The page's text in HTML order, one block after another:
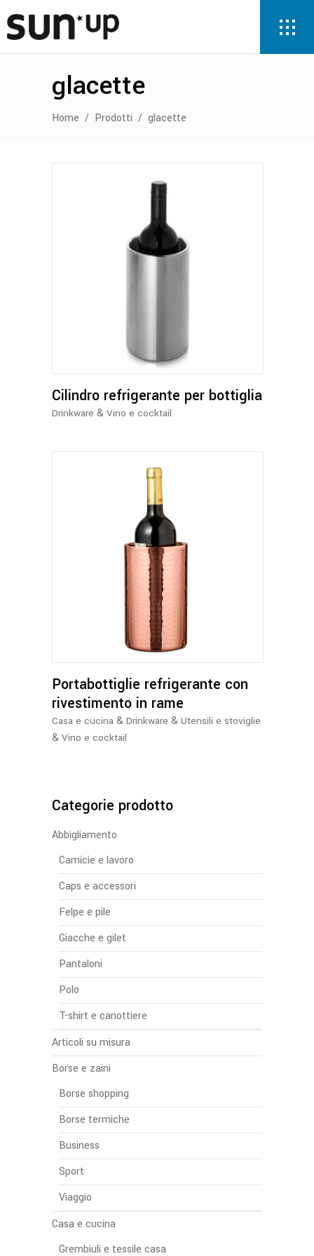
glacette
Home / Prodotti / glacette
Cilindro refrigerante per bottiglia
Drinkware & Vino e cocktail
Portabottiglie refrigerante con
rivestimento in rame
Casa e cucina & Drinkware & Utensili e stoviglie
& Vino e cocktail
Categorie prodotto
Abbigliamento
Camicie e lavoro
Caps e accessori
Felpe e pile
Giacche e gilet
Pantaloni
Polo
T-shirt e canottiere
Articoli su misura
Borse e zaini
Borse shopping
Borse termiche
Business
Sport
Viaggio
Casa e cucina
Grembiuli e tessile casa